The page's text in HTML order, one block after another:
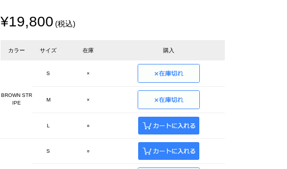
¥19,800 (税込)
カラー サイズ 在庫 購入
BROWN STR
IPE
S ×
M ×
L ○
S ○